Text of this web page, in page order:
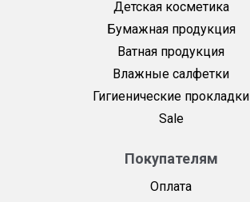
Детская косметика
Бумажная продукция
Ватная продукция
Влажные салфетки
Гигиенические прокладки
Sale
Покупателям
Оплата